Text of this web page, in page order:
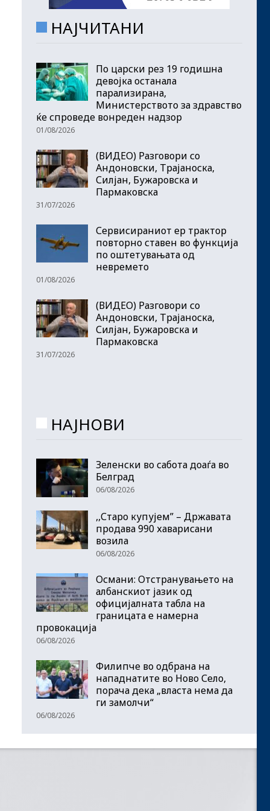
НАЈЧИТАНИ
По царски рез 19 годишна
девојка останала
парализирана,
Министерството за здравство
ќе спроведе вонреден надзор
01/08/2026
(ВИДЕО) Разговори со
Андоновски, Трајаноска,
Силјан, Бужаровска и
Пармаковска
31/07/2026
Сервисираниот ер трактор
повторно ставен во функција
по оштетувањата од
невремето
01/08/2026
(ВИДЕО) Разговори со
Андоновски, Трајаноска,
Силјан, Бужаровска и
Пармаковска
31/07/2026
НАЈНОВИ
Зеленски во сабота доаѓа во
Белград
06/08/2026
,,Старо купујем” – Државата
продава 990 хаварисани
возила
06/08/2026
Османи: Отстранувањето на
албанскиот јазик од
официјалната табла на
границата е намерна
провокација
06/08/2026
Филипче во одбрана на
нападнатите во Ново Село,
порача дека „власта нема да
ги замолчи“
06/08/2026